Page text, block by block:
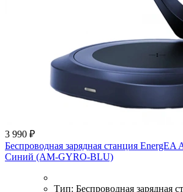
3 990 ₽
Беспроводная зарядная станция
Синий (AM-GYRO-BLU)
Тип: Беспроводная зарядная